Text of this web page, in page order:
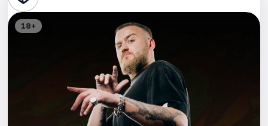
Стендап
18+